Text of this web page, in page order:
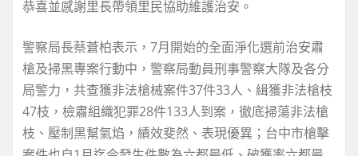
恭喜並感謝里長帶領里民協助維護治安。
警察局長蔡蒼柏表示，7月開始的全面淨化選前治安肅
槍及掃黑專案行動中，警察局動員刑事警察大隊及各分
局警力，共查獲非法槍械案件37件33人、緝獲非法槍枝
47枝，檢肅組織犯罪28件133人到案，徹底掃蕩非法槍
枝、壓制黑幫氣焰，績效斐然、表現優異；台中市槍擊